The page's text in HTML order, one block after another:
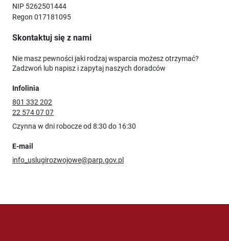
NIP 5262501444
Regon 017181095
Skontaktuj się z nami
Nie masz pewności jaki rodzaj wsparcia możesz otrzymać?
Zadzwoń lub napisz i zapytaj naszych doradców
Infolinia
801 332 202
22 574 07 07
Czynna w dni robocze od 8:30 do 16:30
E-mail
info_uslugirozwojowe@parp.gov.pl